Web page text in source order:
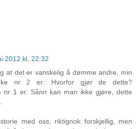
2012 kl. 22:32
at det er vanskelig å dømme andre, min
nr 2 er: Hvorfor gjør de dette?
nr 1 er: Sånn kan man ikke gjøre, dette
med oss, riktignok forskjellig, men